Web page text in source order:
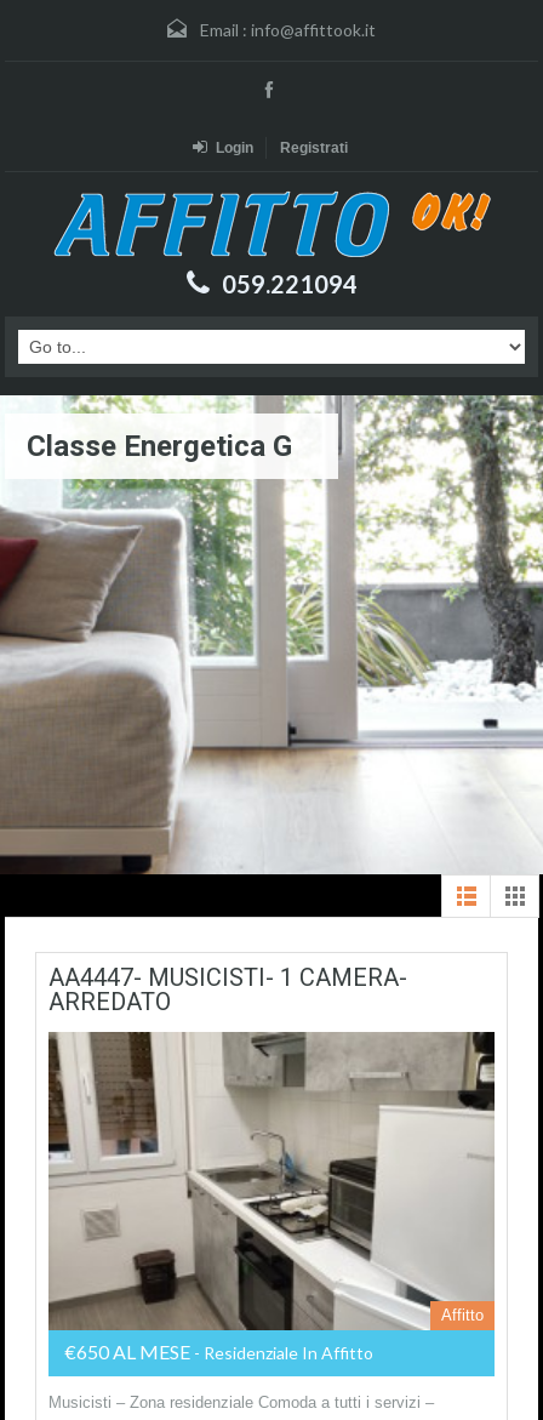
Email : info@affittook.it
Login Registrati
059.221094
Classe Energetica G
AA4447- MUSICISTI- 1 CAMERA-
ARREDATO
Affitto
€650 AL MESE - Residenziale In Affitto
Musicisti – Zona residenziale Comoda a tutti i servizi –